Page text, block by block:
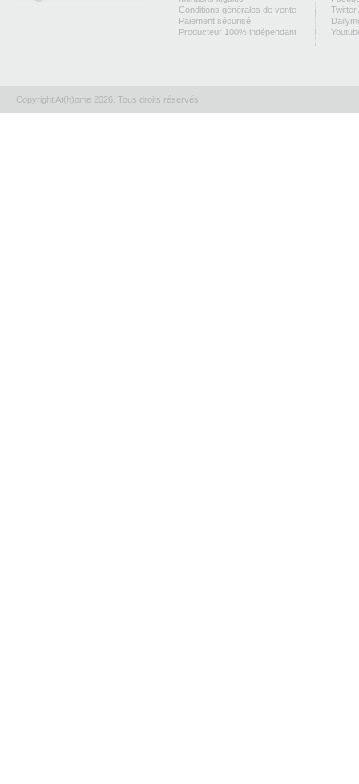
Conditions générales de vente
Paiement sécurisé
Producteur 100% indépendant
Twitter
Copyright At(h)ome 2026. Tous droits réservés